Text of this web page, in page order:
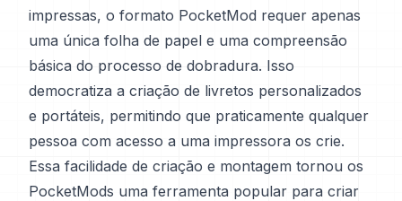
impressas, o formato PocketMod requer apenas
uma única folha de papel e uma compreensão
básica do processo de dobradura. Isso
democratiza a criação de livretos personalizados
e portáteis, permitindo que praticamente qualquer
pessoa com acesso a uma impressora os crie.
Essa facilidade de criação e montagem tornou os
PocketMods uma ferramenta popular para criar